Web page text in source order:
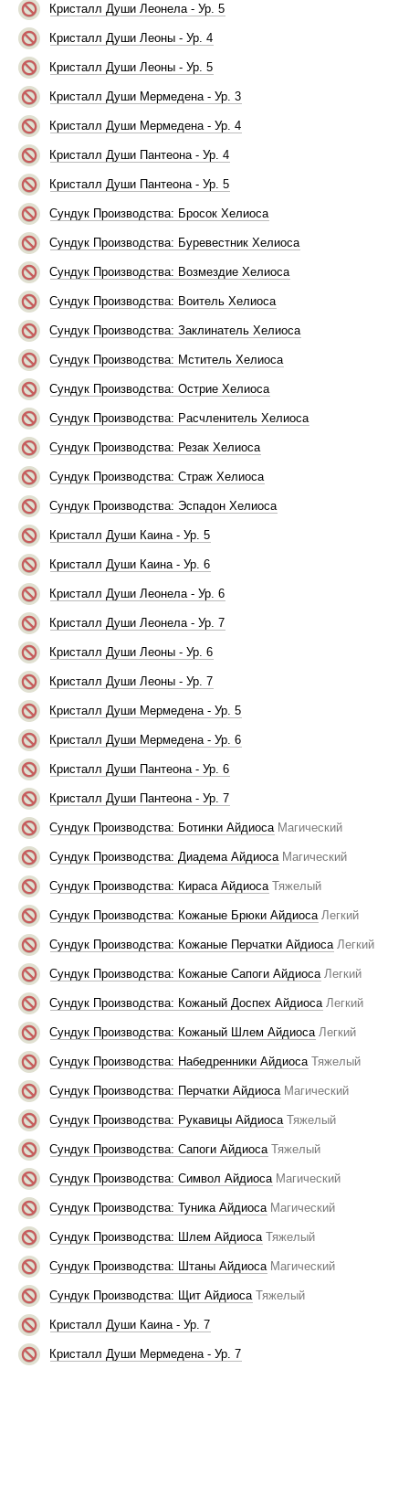
Кристалл Души Леонела - Ур. 5
Кристалл Души Леоны - Ур. 4
Кристалл Души Леоны - Ур. 5
Кристалл Души Мермедена - Ур. 3
Кристалл Души Мермедена - Ур. 4
Кристалл Души Пантеона - Ур. 4
Кристалл Души Пантеона - Ур. 5
Сундук Производства: Бросок Хелиоса
Сундук Производства: Буревестник Хелиоса
Сундук Производства: Возмездие Хелиоса
Сундук Производства: Воитель Хелиоса
Сундук Производства: Заклинатель Хелиоса
Сундук Производства: Мститель Хелиоса
Сундук Производства: Острие Хелиоса
Сундук Производства: Расчленитель Хелиоса
Сундук Производства: Резак Хелиоса
Сундук Производства: Страж Хелиоса
Сундук Производства: Эспадон Хелиоса
Кристалл Души Каина - Ур. 5
Кристалл Души Каина - Ур. 6
Кристалл Души Леонела - Ур. 6
Кристалл Души Леонела - Ур. 7
Кристалл Души Леоны - Ур. 6
Кристалл Души Леоны - Ур. 7
Кристалл Души Мермедена - Ур. 5
Кристалл Души Мермедена - Ур. 6
Кристалл Души Пантеона - Ур. 6
Кристалл Души Пантеона - Ур. 7
Сундук Производства: Ботинки Айдиоса Магический
Сундук Производства: Диадема Айдиоса Магический
Сундук Производства: Кираса Айдиоса Тяжелый
Сундук Производства: Кожаные Брюки Айдиоса Легкий
Сундук Производства: Кожаные Перчатки Айдиоса Легкий
Сундук Производства: Кожаные Сапоги Айдиоса Легкий
Сундук Производства: Кожаный Доспех Айдиоса Легкий
Сундук Производства: Кожаный Шлем Айдиоса Легкий
Сундук Производства: Набедренники Айдиоса Тяжелый
Сундук Производства: Перчатки Айдиоса Магический
Сундук Производства: Рукавицы Айдиоса Тяжелый
Сундук Производства: Сапоги Айдиоса Тяжелый
Сундук Производства: Символ Айдиоса Магический
Сундук Производства: Туника Айдиоса Магический
Сундук Производства: Шлем Айдиоса Тяжелый
Сундук Производства: Штаны Айдиоса Магический
Сундук Производства: Щит Айдиоса Тяжелый
Кристалл Души Каина - Ур. 7
Кристалл Души Мермедена - Ур. 7